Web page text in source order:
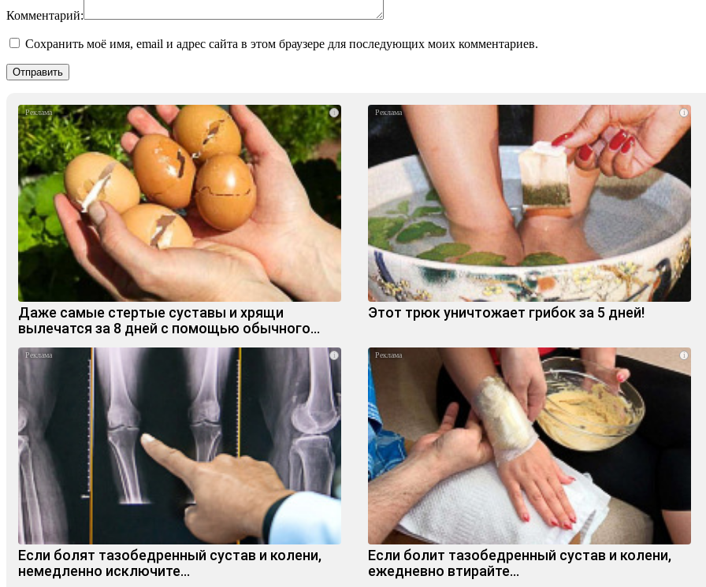
Комментарий:
Сохранить моё имя, email и адрес сайта в этом браузере для последующих моих комментариев.
i
Даже самые стертые суставы и хрящи
вылечатся за 8 дней с помощью обычного…
i
Этот трюк уничтожает грибок за 5 дней!
i
Если болят тазобедренный сустав и колени,
немедленно исключите...
i
Если болит тазобедренный сустав и колени,
ежедневно втирайте...